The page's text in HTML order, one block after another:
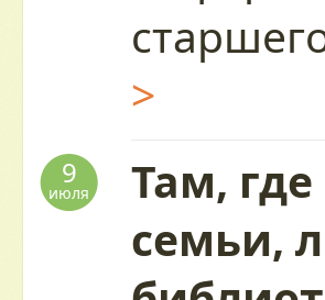
>
9
июля
Там,
семьи,